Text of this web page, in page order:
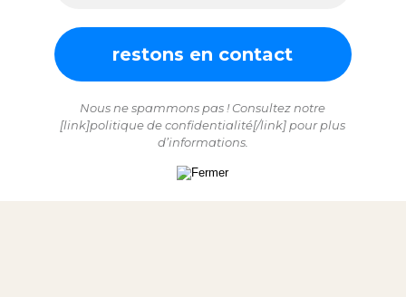
Nous ne spammons pas ! Consultez notre
[link]politique de confidentialité[/link] pour plus
d’informations.